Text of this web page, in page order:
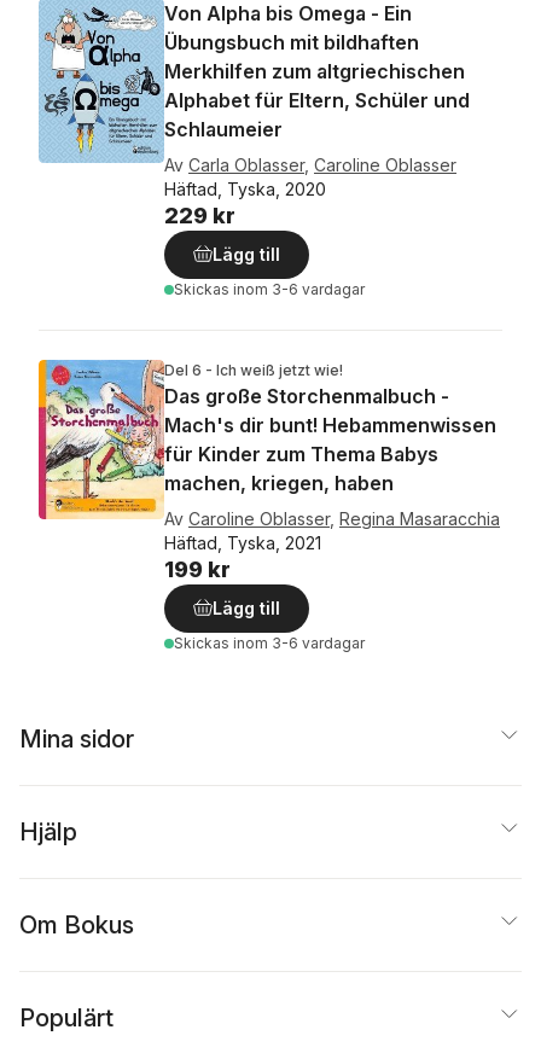
Von Alpha bis Omega - Ein
Übungsbuch mit bildhaften
Merkhilfen zum altgriechischen
Alphabet für Eltern, Schüler und
Schlaumeier
Av Carla Oblasser, Caroline Oblasser
Häftad, Tyska, 2020
229 kr
Lägg till
Skickas inom 3-6 vardagar
Del 6 - Ich weiß jetzt wie!
Das große Storchenmalbuch -
Mach's dir bunt! Hebammenwissen
für Kinder zum Thema Babys
machen, kriegen, haben
Av Caroline Oblasser, Regina Masaracchia
Häftad, Tyska, 2021
199 kr
Lägg till
Skickas inom 3-6 vardagar
Mina sidor
Hjälp
Om Bokus
Populärt